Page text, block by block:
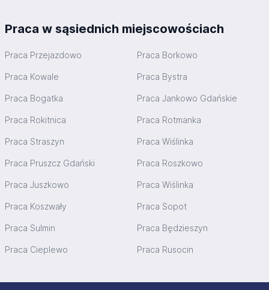
Praca w sąsiednich miejscowościach
Praca Przejazdowo Praca Borkowo
Praca Kowale Praca Bystra
Praca Bogatka Praca Jankowo Gdańskie
Praca Rokitnica Praca Rotmanka
Praca Straszyn Praca Wiślinka
Praca Pruszcz Gdański Praca Roszkowo
Praca Juszkowo Praca Wiślinka
Praca Koszwały Praca Sopot
Praca Sulmin Praca Będzieszyn
Praca Cieplewo Praca Rusocin